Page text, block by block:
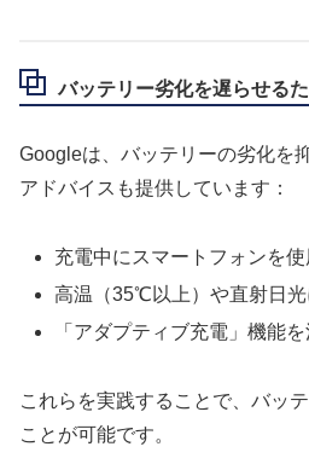
バッテリー劣化を遅らせる
Googleは、バッテリーの劣化を
アドバイスも提供しています：
充電中にスマートフォンを
高温（35℃以上）や直射日
「アダプティブ充電」機能
これらを実践することで、バッ
ことが可能です。